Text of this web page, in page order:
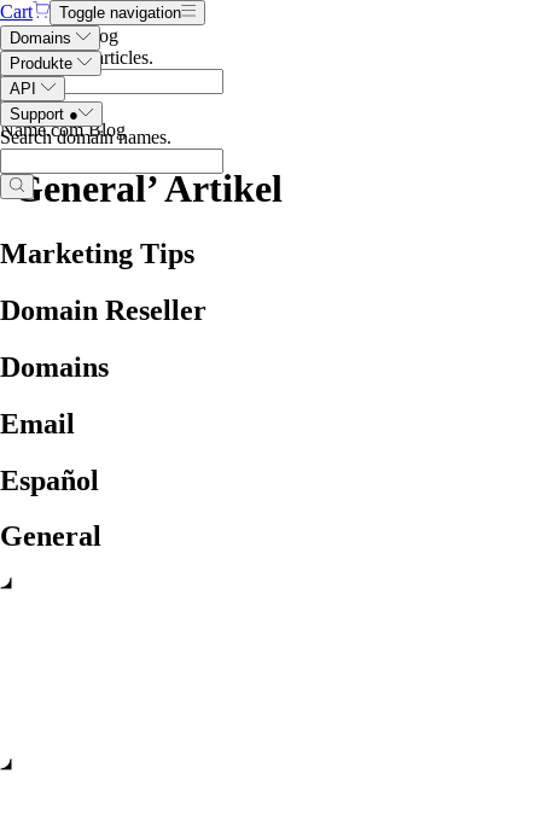
Cart
Toggle navigation
Domains
Produkte
API
Support ●
Search domain names.
Search the blog
Search blog articles.
Name.com Blog
‘General’Artikel
Marketing Tips
Domain Reseller
Domains
Email
Español
General